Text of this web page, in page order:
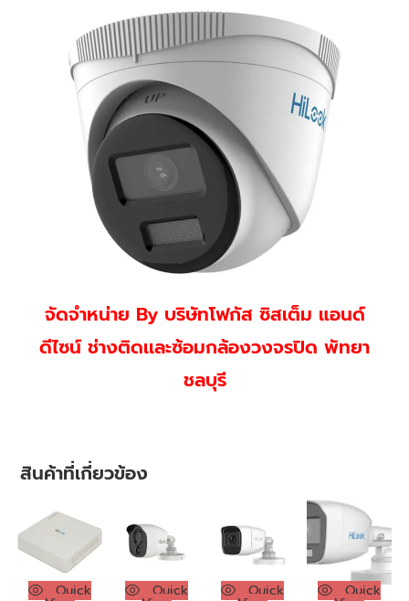
จัดจำหน่าย By บริษัทโฟกัส ซิสเต็ม แอนด์
ดีไซน์ ช่างติดเเละซ้อมกล้องวงจรปิด พัทยา
ชลบุรี
สินค้าที่เกี่ยวข้อง
Quick Quick Quick Quick